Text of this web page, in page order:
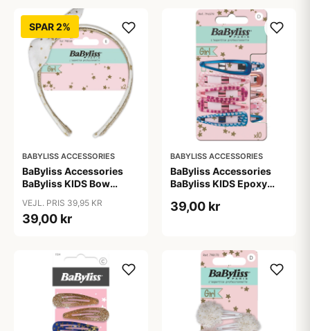
SPAR 2%
BABYLISS ACCESSORIES
BaByliss Accessories
BaByliss KIDS Bow
pieces
VEJL. PRIS 39,95 KR
39,00 kr
BABYLISS ACCESSORIES
BaByliss Accessories
BaByliss KIDS Epoxy
pieces
39,00 kr